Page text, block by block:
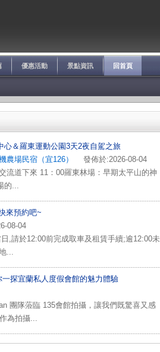
優惠活動 景點資訊 回首頁
＆羅東運動公園3天2夜自駕之旅
農場民宿（宜126）
發佈於:2026-08-04
流道下來 11：00羅東林場：早期太平山的神
的...
來預約吧~
08-04
,請於12:00前完成取車及租賃手續;逾12:00未
...
探宜蘭私人度假會館的魅力體驗
團隊蒞臨 135會館拍攝，讓我們既驚喜又感
為拍攝...